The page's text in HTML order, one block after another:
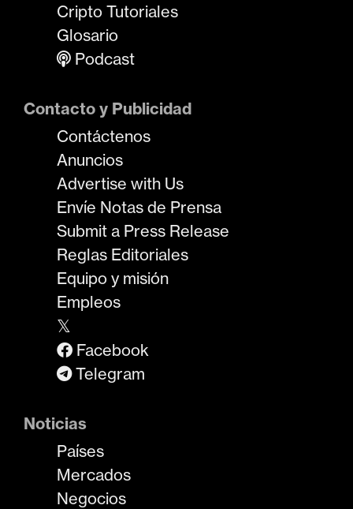
Cripto Tutoriales
Glosario
Podcast
Contacto y Publicidad
Contáctenos
Anuncios
Advertise with Us
Envíe Notas de Prensa
Submit a Press Release
Reglas Editoriales
Equipo y misión
Empleos
𝕏
Facebook
Telegram
Noticias
Países
Mercados
Negocios